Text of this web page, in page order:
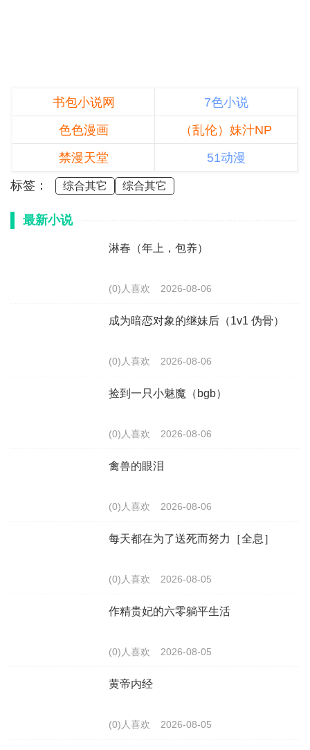
书包小说网
7色小说
色色漫画
（乱伦）妹汁NP
禁漫天堂
51动漫
标签：
综合其它 综合其它
最新小说
淋春（年上，包养）
(0)人喜欢 2026-08-06
成为暗恋对象的继妹后（1v1 伪骨）
(0)人喜欢 2026-08-06
捡到一只小魅魔（bgb）
(0)人喜欢 2026-08-06
禽兽的眼泪
(0)人喜欢 2026-08-06
每天都在为了送死而努力［全息］
(0)人喜欢 2026-08-05
作精贵妃的六零躺平生活
(0)人喜欢 2026-08-05
黄帝内经
(0)人喜欢 2026-08-05